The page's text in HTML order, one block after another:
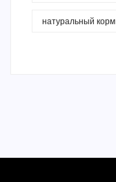
натуральный корм